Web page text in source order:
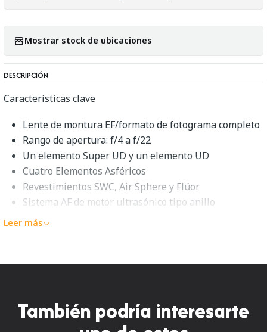
Mostrar stock de ubicaciones
DESCRIPCIÓN
Características clave
Lente de montura EF/formato de fotograma completo
Rango de apertura: f/4 a f/22
Un elemento Super UD y un elemento UD
Cuatro Elementos Asféricos
Revestimientos SWC, Air Sphere y Flúor
Sistema AF de motor ultrasónico tipo anillo
Construcción sellada por el clima
Descripción general de Canon EF
Un zoom gran angular verdaderamente versátil con un
diseño óptico avanzado y una apertura máxima constante
Leer más
También podría interesarte